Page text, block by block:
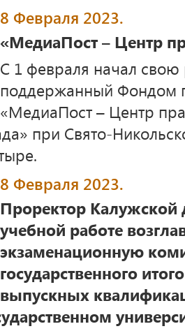
8 Февраля 2023.
«МедиаПост – Центр
С 1 февраля начал свою
поддержанный Фондом
«МедиаПост – Центр
при Свято-
8 Февраля 2023.
Проректор Калужской
учебной работе
экзаменационную
государственного
выпускных